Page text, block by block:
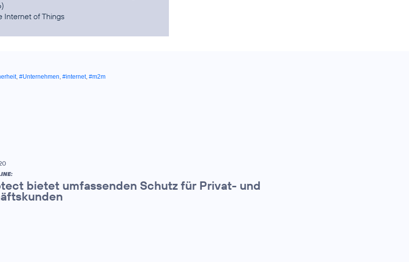
Internet of Things
, #Unternehmen, #internet, #m2m
bietet umfassenden Schutz für Privat- und